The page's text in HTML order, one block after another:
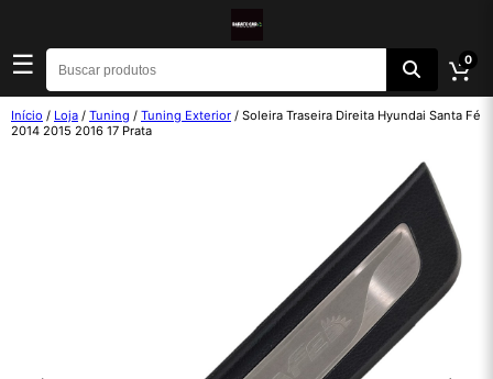
☰ 0
Início / Loja / Tuning / Tuning Exterior / Soleira Traseira Direita Hyundai Santa Fé
2014 2015 2016 17 Prata